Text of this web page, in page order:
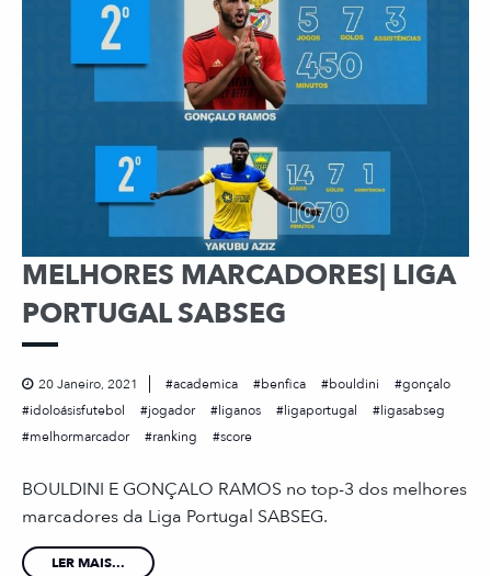
MELHORES MARCADORES| LIGA
PORTUGAL SABSEG
20 Janeiro, 2021 academica benfica bouldini
gonçalo
idoloásisfutebol
jogador liganos ligaportugal
ligasabseg
melhormarcador
ranking score
BOULDINI E GONÇALO RAMOS no top-3 dos melhores
marcadores da Liga Portugal SABSEG.
LER MAIS...